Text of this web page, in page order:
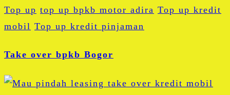
Top up top up bpkb motor adira Top up kredit
mobil Top up kredit pinjaman
Take over bpkb Bogor